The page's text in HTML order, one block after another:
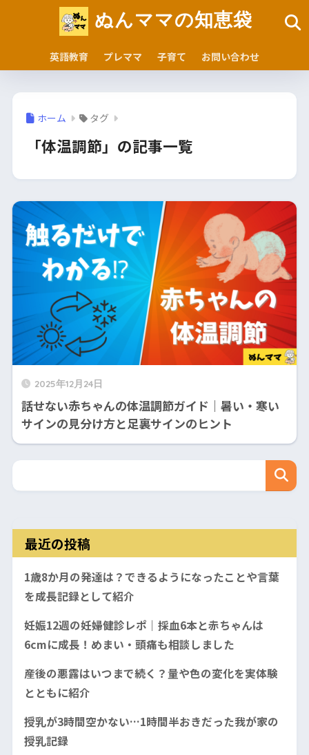
ぬんママの知恵袋
英語教育 プレママ 子育て お問い合わせ
ホーム タグ
「体温調節」の記事一覧
2025年12月24日
話せない赤ちゃんの体温調節ガイド｜暑い・寒い
サインの見分け方と足裏サインのヒント
最近の投稿
1歳8か月の発達は？できるようになったことや言葉
を成長記録として紹介
妊娠12週の妊婦健診レポ｜採血6本と赤ちゃんは
6cmに成長！めまい・頭痛も相談しました
産後の悪露はいつまで続く？量や色の変化を実体験
とともに紹介
授乳が3時間空かない…1時間半おきだった我が家の
授乳記録